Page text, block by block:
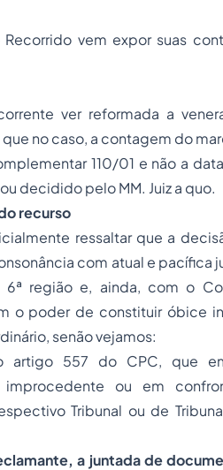
vem expor suas
ver reformada a
no caso, a contagem do
110/01 e não a
decidido pelo MM. Juiz a quo.
recurso
ressaltar que a
com atual e pacífica
6ª região e, ainda, com o
o poder de constituir óbice
senão vejamos:
artigo 557 do CPC, que
improcedente ou em
Tribunal ou de
a juntada de